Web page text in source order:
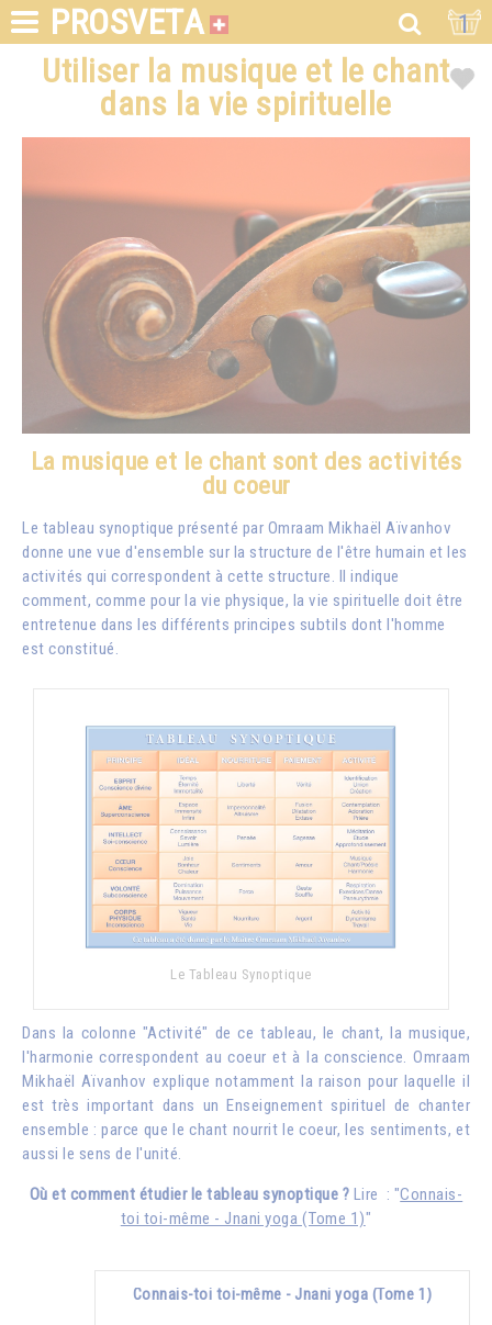
PROSVETA 1
Utiliser la musique et le chant
dans la vie spirituelle
La musique et le chant sont des activités
du coeur
Le tableau synoptique présenté par Omraam Mikhaël Aïvanhov
donne une vue d'ensemble sur la structure de l'être humain et les
activités qui correspondent à cette structure. Il indique
comment, comme pour la vie physique, la vie spirituelle doit être
entretenue dans les différents principes subtils dont l'homme
est constitué.
Le Tableau Synoptique
Dans la colonne "Activité" de ce tableau, le chant, la musique,
l'harmonie correspondent au coeur et à la conscience. Omraam
Mikhaël Aïvanhov explique notamment la raison pour laquelle il
est très important dans un Enseignement spirituel de chanter
ensemble : parce que le chant nourrit le coeur, les sentiments, et
aussi le sens de l'unité.
Où et comment étudier le tableau synoptique ? Lire : "Connais-
toi toi-même - Jnani yoga (Tome 1)"
Connais-toi toi-même - Jnani yoga (Tome 1)